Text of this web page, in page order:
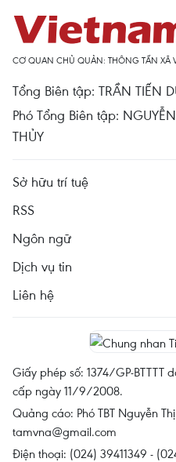
CƠ QUAN CHỦ QUẢN: THÔNG TẤN XÃ
Tổng Biên tập: TRẦN TIẾN
Phó Tổng Biên tập:
THỦY
Sở hữu trí tuệ
RSS
Ngôn ngữ
Dịch vụ tin
Liên hệ
Giấy phép số: 1374/GP-BTTTT
cấp ngày 11/9/2008.
Quảng cáo: Phó TBT Nguyễn
tamvna@gmail.com
Điện thoại: (024) 39411349 -